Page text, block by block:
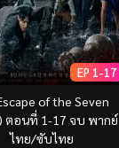
EP 1-17
of the Seven
ตอนที่ 1-17 จบ พากย์
ไทย/ซับไทย